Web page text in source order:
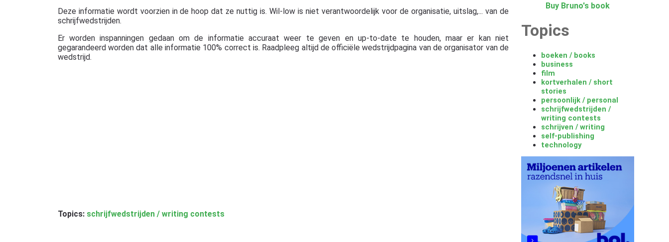
Deze informatie wordt voorzien in de hoop dat ze nuttig is. Wil-low is niet verantwoordelijk voor de organisatie, uitslag,... van de
schrijfwedstrijden.
Er worden inspanningen gedaan om de informatie accuraat weer te geven en up-to-date te houden, maar er kan niet
gegarandeerd worden dat alle informatie 100% correct is. Raadpleeg altijd de officiële wedstrijdpagina van de organisator van de
wedstrijd.
Topics: schrijfwedstrijden / writing contests
Buy Bruno's book
Topics
boeken / books
business
film
kortverhalen / short
stories
persoonlijk / personal
schrijfwedstrijden /
writing contests
schrijven / writing
self-publishing
technology